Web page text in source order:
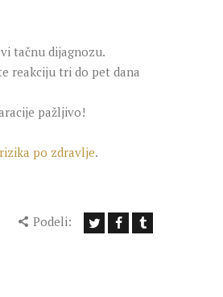
tačnu dijagnozu.
reakciju tri do pet dana
pažljivo!
po zdravlje.
Podeli: